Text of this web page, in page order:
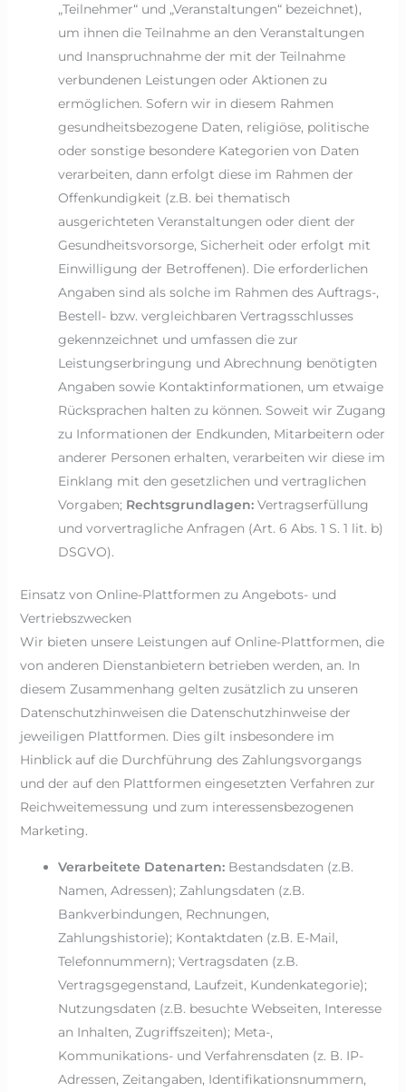
„Teilnehmer“ und „Veranstaltungen“ bezeichnet),
um ihnen die Teilnahme an den Veranstaltungen
und Inanspruchnahme der mit der Teilnahme
verbundenen Leistungen oder Aktionen zu
ermöglichen. Sofern wir in diesem Rahmen
gesundheitsbezogene Daten, religiöse, politische
oder sonstige besondere Kategorien von Daten
verarbeiten, dann erfolgt diese im Rahmen der
Offenkundigkeit (z.B. bei thematisch
ausgerichteten Veranstaltungen oder dient der
Gesundheitsvorsorge, Sicherheit oder erfolgt mit
Einwilligung der Betroffenen). Die erforderlichen
Angaben sind als solche im Rahmen des Auftrags-,
Bestell- bzw. vergleichbaren Vertragsschlusses
gekennzeichnet und umfassen die zur
Leistungserbringung und Abrechnung benötigten
Angaben sowie Kontaktinformationen, um etwaige
Rücksprachen halten zu können. Soweit wir Zugang
zu Informationen der Endkunden, Mitarbeitern oder
anderer Personen erhalten, verarbeiten wir diese im
Einklang mit den gesetzlichen und vertraglichen
Vorgaben; Rechtsgrundlagen:Vertragserfüllung
und vorvertragliche Anfragen (Art. 6 Abs. 1 S. 1 lit. b)
DSGVO).
Einsatz von Online-Plattformen zu Angebots- und
Vertriebszwecken
Wir bieten unsere Leistungen auf Online-Plattformen, die
von anderen Dienstanbietern betrieben werden, an. In
diesem Zusammenhang gelten zusätzlich zu unseren
Datenschutzhinweisen die Datenschutzhinweise der
jeweiligen Plattformen. Dies gilt insbesondere im
Hinblick auf die Durchführung des Zahlungsvorgangs
und der auf den Plattformen eingesetzten Verfahren zur
Reichweitemessung und zum interessensbezogenen
Marketing.
Verarbeitete Datenarten:Bestandsdaten (z.B.
Namen, Adressen); Zahlungsdaten (z.B.
Bankverbindungen, Rechnungen,
Zahlungshistorie); Kontaktdaten (z.B. E-Mail,
Telefonnummern); Vertragsdaten (z.B.
Vertragsgegenstand, Laufzeit, Kundenkategorie);
Nutzungsdaten (z.B. besuchte Webseiten, Interesse
an Inhalten, Zugriffszeiten); Meta-,
Kommunikations- und Verfahrensdaten (z. B. IP-
Adressen, Zeitangaben, Identifikationsnummern,